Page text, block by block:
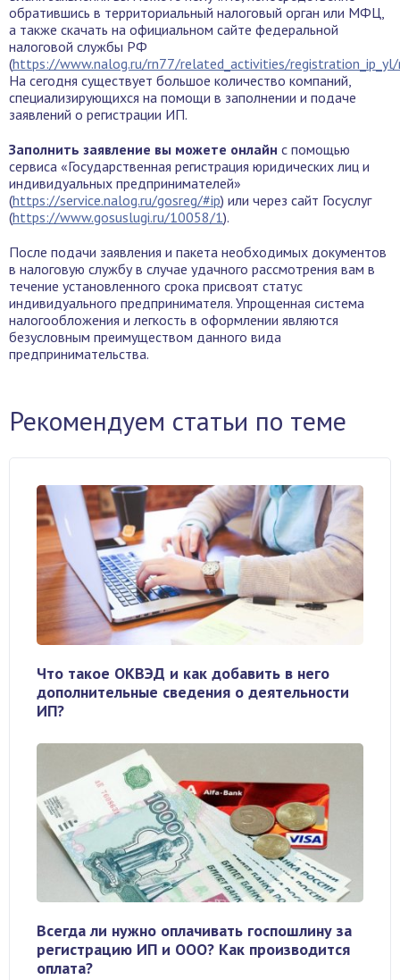
обратившись в территориальный налоговый орган или МФЦ,
а также скачать на официальном сайте федеральной
налоговой службы РФ
(https://www.nalog.ru/rn77/related_activities/
На сегодня существует большое количество компаний,
специализирующихся на помощи в заполнении и подаче
заявлений о регистрации ИП.
Заполнить заявление вы можете онлайн с помощью
сервиса «Государственная регистрация юридических лиц и
индивидуальных предпринимателей»
(https://service.nalog.ru/gosreg/#ip) или через сайт Госуслуг
(https://www.gosuslugi.ru/10058/1).
После подачи заявления и пакета необходимых документов
в налоговую службу в случае удачного рассмотрения вам в
течение установленного срока присвоят статус
индивидуального предпринимателя. Упрощенная система
налогообложения и легкость в оформлении являются
безусловным преимуществом данного вида
предпринимательства.
Рекомендуем статьи по теме
Что такое ОКВЭД и как добавить в него
дополнительные сведения о деятельности
ИП?
Всегда ли нужно оплачивать госпошлину за
регистрацию ИП и ООО? Как производится
оплата?